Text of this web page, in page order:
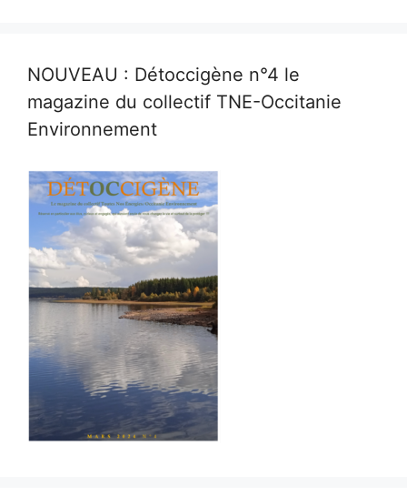
NOUVEAU : Détoccigène n°4 le
magazine du collectif TNE-Occitanie
Environnement